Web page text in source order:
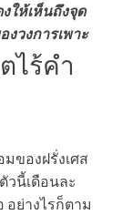
ให้เห็นถึงจุด
วงการเพาะ
ไร้คำ
ของฝรั่งเศส
วนี้เดือนละ
อย่างไรก็ตาม